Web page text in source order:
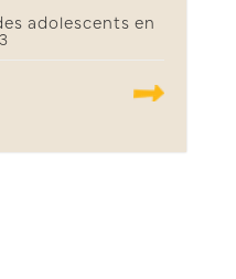
adolescents en
.......